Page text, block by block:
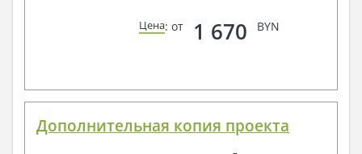
Цена: от 1 670 BYN
Дополнительная копия проекта